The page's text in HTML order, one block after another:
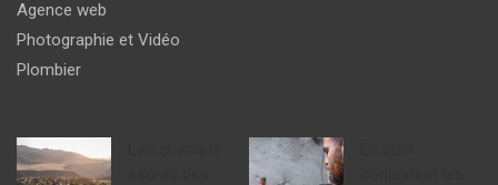
Agence web
Photographie et Vidéo
Plombier